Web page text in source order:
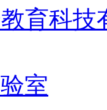
育科技
室